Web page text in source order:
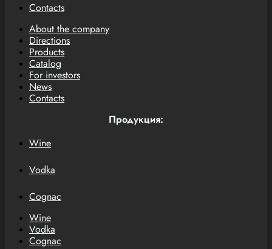
Contacts
About the company
Directions
Products
Catalog
For investors
News
Contacts
Продукция:
Wine
Vodka
Cognac
Wine
Vodka
Cognac